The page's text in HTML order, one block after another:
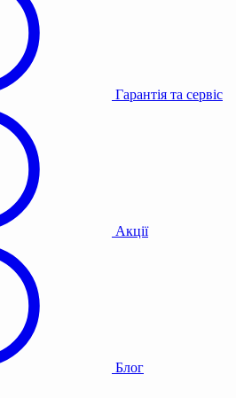
Гарантія та сервіс
Акції
Блог